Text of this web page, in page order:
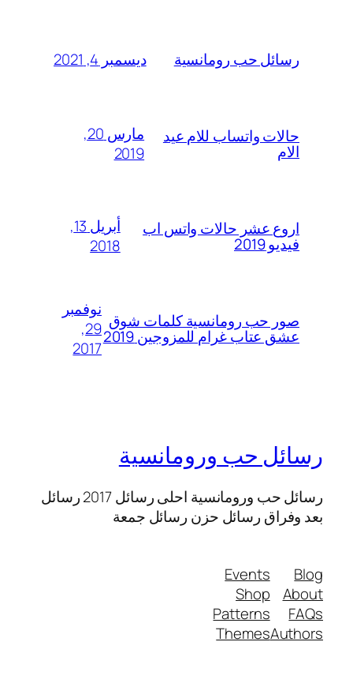
رسائل حب رومانسية ديسمبر 4, 2021
حالات واتساب للام عيد
الام
مارس 20,
2019
اروع عشر حالات واتس اب
فيديو 2019
أبريل 13,
2018
صور حب رومانسية كلمات شوق
عشق عتاب غرام للمزوجين 2019
نوفمبر
29,
2017
رسائل حب ورومانسية
رسائل حب ورومانسية احلى رسائل 2017 رسائل
بعد وفراق رسائل حزن رسائل جمعة
Blog
About
FAQs
Authors
Events
Shop
Patterns
Themes